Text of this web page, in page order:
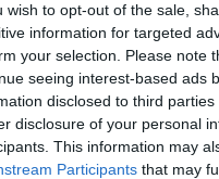
wish to opt-out of the sale,
information for targeted
your selection. Please note
seeing interest-based ads
disclosed to third
disclosure of your personal
This information may
Participants that may